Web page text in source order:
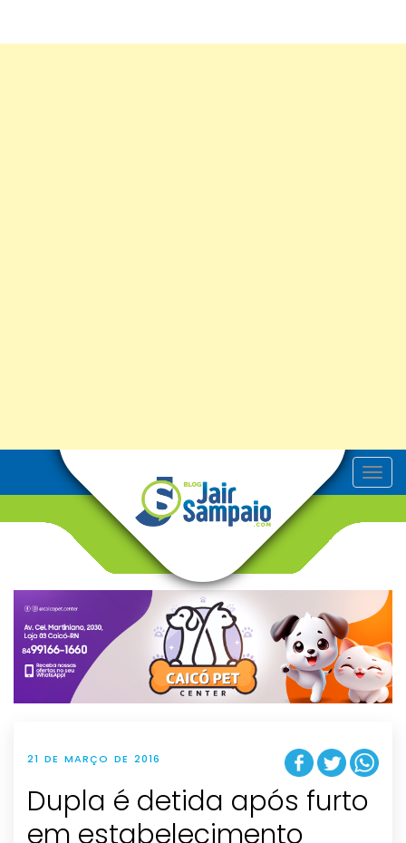
T
o
v
g
t
i
o
n
21 DE MARÇO DE 2016
Dupla é detida após furto
em estabelecimento